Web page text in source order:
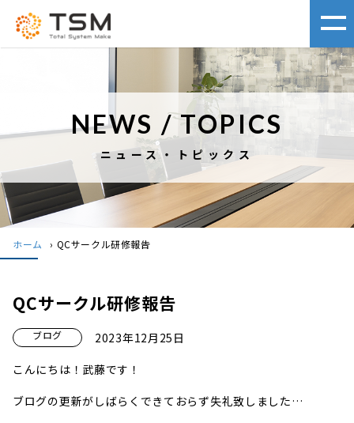
NEWS / TOPICS
ニュース・トピックス
ホーム › QCサークル研修報告
QCサークル研修報告
ブログ
2023年12月25日
こんにちは！武藤です！
ブログの更新がしばらくできておらず失礼致しました…